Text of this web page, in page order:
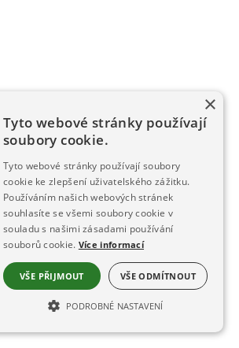
Železná Ruda schvaluje přípravu změny
správnímu odboru a právnímu
návrhů zastupitelů do tohoto
×
Tyto webové stránky používají
soubory cookie.
Tyto webové stránky používají soubory
cookie ke zlepšení uživatelského zážitku.
Používáním našich webových stránek
souhlasíte se všemi soubory cookie v
souladu s našimi zásadami používání
souborů cookie. Více informací
VŠE PŘIJMOUT VŠE ODMÍTNOUT
PODROBNÉ NASTAVENÍ
NEZBYTNĚ NUTNÉ SOUBORY